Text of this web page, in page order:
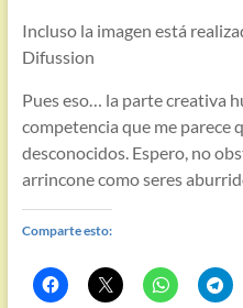
Incluso la imagen está
Difussion
Pues eso… la parte creativa
competencia que me parece
desconocidos. Espero, no
arrincone como seres
Comparte esto: